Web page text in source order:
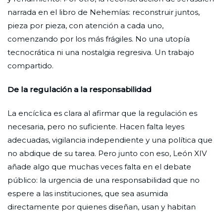
narrada en el libro de Nehemías: reconstruir juntos,
pieza por pieza, con atención a cada uno,
comenzando por los más frágiles. No una utopía
tecnocrática ni una nostalgia regresiva. Un trabajo
compartido.
De la regulación a la responsabilidad
La encíclica es clara al afirmar que la regulación es
necesaria, pero no suficiente. Hacen falta leyes
adecuadas, vigilancia independiente y una política que
no abdique de su tarea. Pero junto con eso, León XIV
añade algo que muchas veces falta en el debate
público: la urgencia de una responsabilidad que no
espere a las instituciones, que sea asumida
directamente por quienes diseñan, usan y habitan